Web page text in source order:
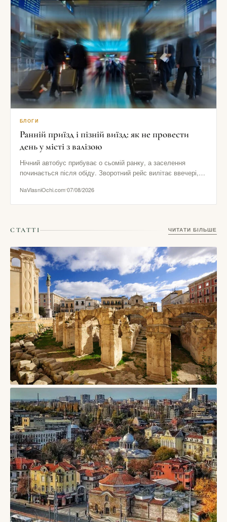
БЛОГИ
Ранній приїзд і пізній виїзд: як не провести
день у місті з валізою
Нічний автобус прибуває о сьомій ранку, а заселення
починається після обіду. Зворотний рейс вилітає ввечері,
NaVlasniOchi.com07/08/2026
СТАТТІ ЧИТАТИ БІЛЬШЕ
СТАТТІ
Лечче, Італія — барокове серце Саленто з
медовим каменем і вечірніми площами
09/08/2026